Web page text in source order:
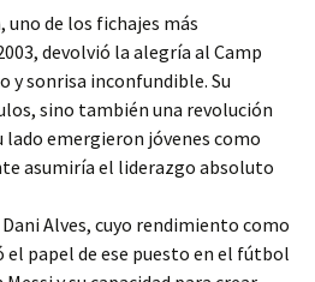
uno de los fichajes más
devolvió la alegría al Camp
y sonrisa inconfundible. Su
sino también una revolución
lado emergieron jóvenes como
asumiría el liderazgo absoluto
Alves, cuyo rendimiento como
papel de ese puesto en el fútbol